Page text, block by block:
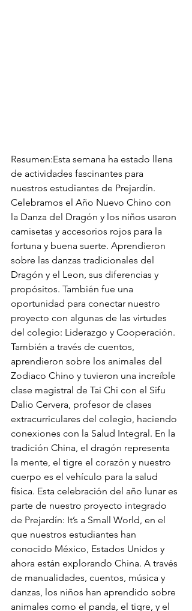
Resumen:Esta semana ha estado llena
de actividades fascinantes para
nuestros estudiantes de Prejardín.
Celebramos el Año Nuevo Chino con
la Danza del Dragón y los niños usaron
camisetas y accesorios rojos para la
fortuna y buena suerte. Aprendieron
sobre las danzas tradicionales del
Dragón y el Leon, sus diferencias y
propósitos. También fue una
oportunidad para conectar nuestro
proyecto con algunas de las virtudes
del colegio: Liderazgo y Cooperación.
También a través de cuentos,
aprendieron sobre los animales del
Zodiaco Chino y tuvieron una increíble
clase magistral de Tai Chi con el Sifu
Dalio Cervera, profesor de clases
extracurriculares del colegio, haciendo
conexiones con la Salud Integral. En la
tradición China, el dragón representa
la mente, el tigre el corazón y nuestro
cuerpo es el vehículo para la salud
física. Esta celebración del año lunar es
parte de nuestro proyecto integrado
de Prejardín: It’s a Small World, en el
que nuestros estudiantes han
conocido México, Estados Unidos y
ahora están explorando China. A través
de manualidades, cuentos, música y
danzas, los niños han aprendido sobre
animales como el panda, el tigre, y el